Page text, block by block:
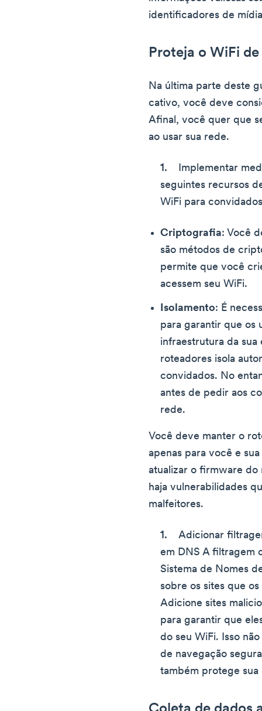
identificadores de
Proteja o WiFi
Na última parte deste
cativo, você deve
Afinal, você quer que
ao usar sua rede.
Implementar
seguintes recursos
WiFi para
Criptografia: Você
são métodos de
permite que você
acessem seu WiFi.
Isolamento: É
para garantir que os
infraestrutura da sua
roteadores isola
convidados. No
antes de pedir aos
rede.
Você deve manter o
apenas para você e
atualizar o firmware do
haja vulnerabilidades
malfeitores.
Adicionar
em DNS A filtragem
Sistema de Nomes
sobre os sites que
Adicione sites
para garantir que
do seu WiFi. Isso
de navegação
também protege sua